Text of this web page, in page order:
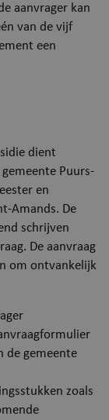
aanvrager kan
van de vijf
een
dient
Puurs-
en
Amands. De
schrijven
De aanvraag
om ontvankelijk
de gemeente
zoals